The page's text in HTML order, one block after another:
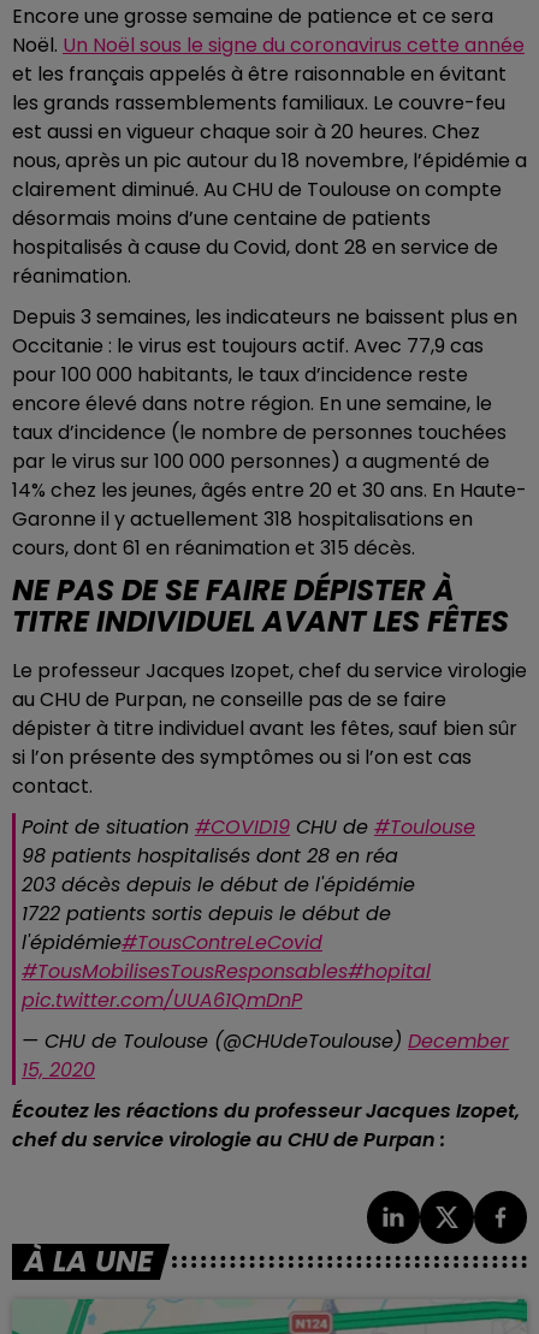
Encore une grosse semaine de patience et ce sera
Noël. Un Noël sous le signe du coronavirus cette année
et les français appelés à être raisonnable en évitant
les grands rassemblements familiaux. Le couvre-feu
est aussi en vigueur chaque soir à 20 heures. Chez
nous, après un pic autour du 18 novembre, l’épidémie a
clairement diminué. Au CHU de Toulouse on compte
désormais moins d’une centaine de patients
hospitalisés à cause du Covid, dont 28 en service de
réanimation.
Depuis 3 semaines, les indicateurs ne baissent plus en
Occitanie : le virus est toujours actif. Avec 77,9 cas
pour 100 000 habitants, le taux d’incidence reste
encore élevé dans notre région. En une semaine, le
taux d’incidence (le nombre de personnes touchées
par le virus sur 100 000 personnes) a augmenté de
14% chez les jeunes, âgés entre 20 et 30 ans. En Haute-
Garonne il y actuellement 318 hospitalisations en
cours, dont 61 en réanimation et 315 décès.
NE PAS DE SE FAIRE DÉPISTER À
TITRE INDIVIDUEL AVANT LES FÊTES
Le professeur Jacques Izopet, chef du service virologie
au CHU de Purpan, ne conseille pas de se faire
dépister à titre individuel avant les fêtes, sauf bien sûr
si l’on présente des symptômes ou si l’on est cas
contact.
Point de situation #COVID19 CHU de #Toulouse
98 patients hospitalisés dont 28 en réa
203 décès depuis le début de l'épidémie
1722 patients sortis depuis le début de
l'épidémie#TousContreLeCovid
#TousMobilisesTousResponsables#hopital
pic.twitter.com/UUA61QmDnP
— CHU de Toulouse (@CHUdeToulouse) December
15, 2020
Écoutez les réactions du professeur Jacques Izopet,
chef du service virologie au CHU de Purpan :
À LA UNE